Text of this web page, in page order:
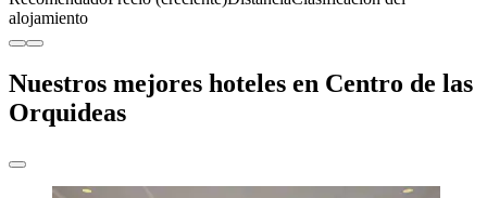
alojamiento
Nuestros mejores hoteles en Centro de las
Orquideas